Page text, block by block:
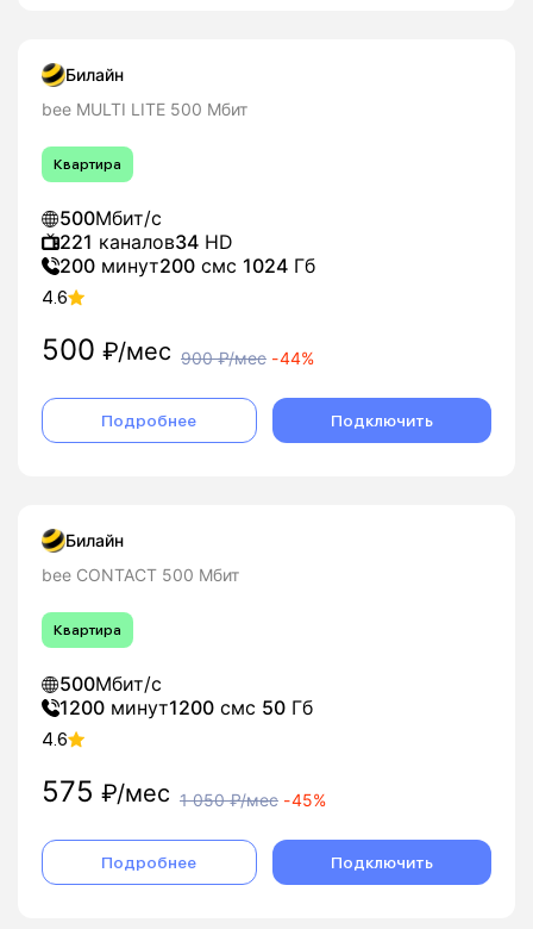
Билайн
bee MULTI LITE 500 Мбит
Квартира
500Мбит/с
221 каналов34 HD
200 минут200 смс 1024 Гб
4.6
500 ₽/мес 900₽/мес -44%
Подробнее Подключить
Билайн
bee CONTACT 500 Мбит
Квартира
500Мбит/с
1200 минут1200 смс 50 Гб
4.6
575 ₽/мес 1 050₽/мес -45%
Подробнее Подключить